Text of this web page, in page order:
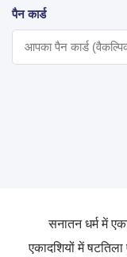
पैन कार्ड
सनातन धर्म में
एकादशियों में